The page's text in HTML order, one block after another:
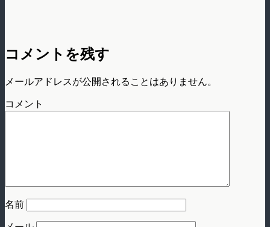
コメントを残す
メールアドレスが公開されることはありません。
コメント
名前